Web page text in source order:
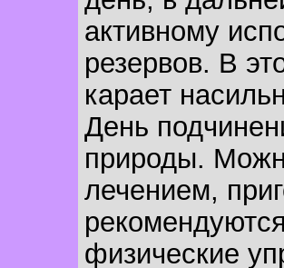
активному
резервов. В
карает
День
природы.
лечением,
физические